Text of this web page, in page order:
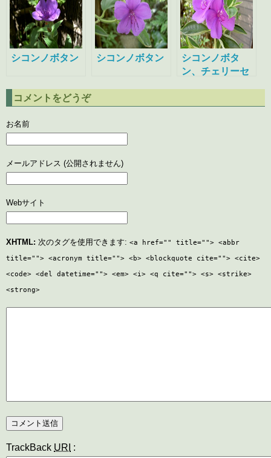
シコンノボタン シコンノボタン
シコンノボタ
ン、チェリーセ
コメントをどうぞ
お名前
メールアドレス (公開されません)
Webサイト
XHTML: 次のタグを使用できます: <a href="" title=""> <abbr
title=""> <acronym title=""> <b> <blockquote cite=""> <cite>
<code> <del datetime=""> <em> <i> <q cite=""> <s> <strike>
<strong>
TrackBack URI :